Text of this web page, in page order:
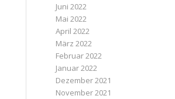
Juni 2022
Mai 2022
April 2022
März 2022
Februar 2022
Januar 2022
Dezember 2021
November 2021